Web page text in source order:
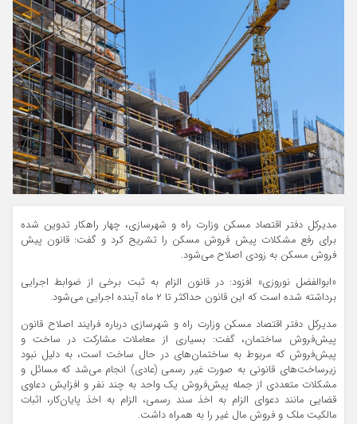
مدیرکل دفتر اقتصاد مسکن وزارت راه و شهرسازی، چهار راهکار تدوین شده
برای رفع مشکلات پیش فروش مسکن را تشریح کرد و گفت: قانون پیش
فروش مسکن به زودی اصلاح می‌شود.
«ابوالفضل نوروزی» افزود: در قانون الزام به ثبت برخی از ضوابط اجرایی
برداشته شده است که این قانون حداکثر تا ۲ ماه آینده اجرایی می‌شود.
مدیرکل دفتر اقتصاد مسکن وزارت راه و شهرسازی درباره فرایند اصلاح قانون
پیش‌فروش ساختمان، گفت: بسیاری از معاملات مشارکت در ساخت و
پیش‌فروش که مربوط به ساختمان‌های در حال ساخت است، به دلیل نبود
زیرساخت‌های قانونی به صورت غیر رسمی (عادی) انجام می‌شد که مسائل و
مشکلات متعددی از جمله پیش‌فروش یک واحد به چند نفر و افزایش دعاوی
قضایی مانند دعوای الزام به اخذ سند رسمی، الزام به اخذ پایان‌کار، اثبات
مالکیت ملک و فروش مال غیر را به همراه داشت.